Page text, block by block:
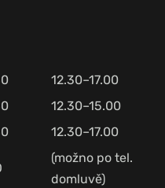
12.30–17.00
12.30–15.00
12.30–17.00
(možno po tel.
domluvě)